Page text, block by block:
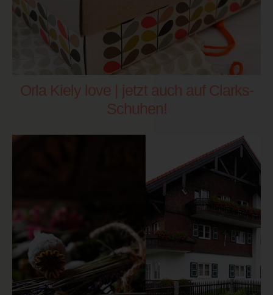
Orla Kiely love | jetzt auch auf Clarks-
Schuhen!